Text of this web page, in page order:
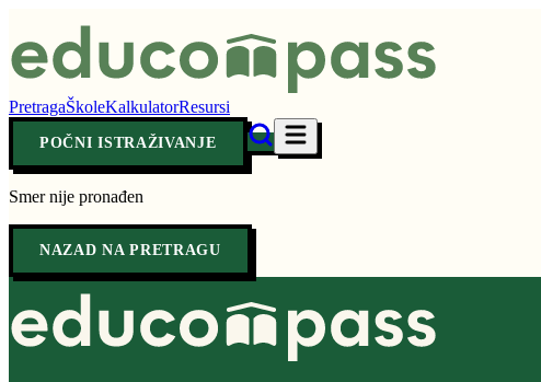
PretragaŠkoleKalkulatorResursi
POČNI ISTRAŽIVANJE
Smer nije pronađen
NAZAD NA PRETRAGU